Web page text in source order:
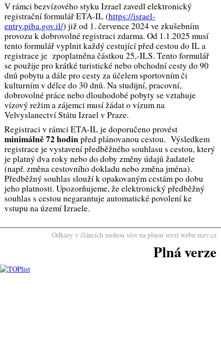
V rámci bezvízového styku Izrael zavedl elektronický
registrační formulář ETA-IL (https://israel-
entry.piba.gov.il/) již od 1. července 2024 ve zkušebním
provozu k dobrovolné registraci zdarma. Od 1.1.2025 musí
tento formulář vyplnit každý cestující před cestou do IL a
registrace je zpoplatněna částkou 25,-ILS. Tento formulář
se použije pro krátké turistické nebo obchodní cesty do 90
dnů pobytu a dále pro cesty za účelem sportovním či
kulturním v délce do 30 dnů. Na studijní, pracovní,
dobrovolné práce nebo dlouhodobé pobyty se vztahuje
vízový režim a zájemci musí žádat o vízum na
Velvyslanectví Státu Izrael v Praze.
Registraci v rámci ETA-IL je doporučeno provést
minimálně 72 hodinpřed plánovanou cestou. Výsledkem
registrace je vystavení předběžného souhlasu s cestou, který
je platný dva roky nebo do doby změny údajů žadatele
(např. změna cestovního dokladu nebo změna jména).
Předběžný souhlas slouží k opakovaným cestám po dobu
jeho platnosti. Upozorňujeme, že elektronický předběžný
souhlas s cestou negarantuje automatické povolení ke
vstupu na území Izraele.
Odkazy v článcích mohou vést na plnou verzi webu mzv.cz
Plná verze